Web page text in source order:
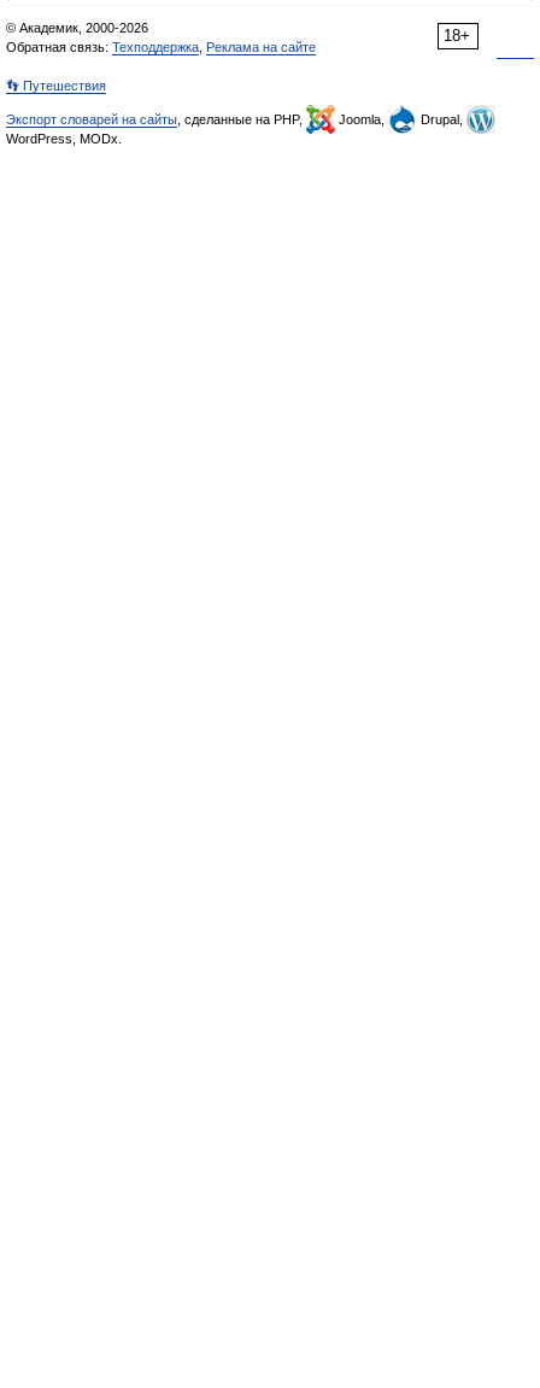
18+
© Академик, 2000-2026
Обратная связь: Техподдержка Реклама на сайте
👣 Путешествия
Экспорт словарей на сайты , сделанные на PHP, Joomla,
Drupal,
WordPress, MODx.